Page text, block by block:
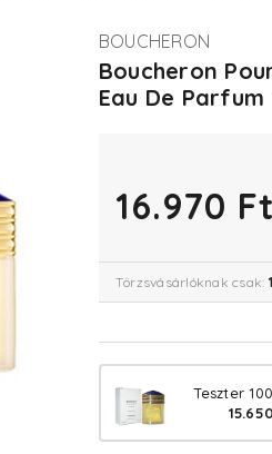
BOUCHERON
Boucheron
Eau De Parfum
16.970 Ft
Törzsvásárlóknak csak:
Teszter